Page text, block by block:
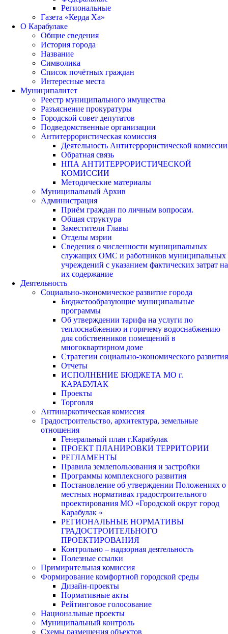
Региональные
Газета «Керда Ха»
О Карабулаке
Общие сведения
История города
Название
Символика
Список почётных граждан
Интересные места
Муниципалитет
Реестр муниципального имущества
Разъяснение прокуратуры
Городской совет депутатов
Подведомственные организации
Антитеррористическая комиссия
Деятельность Антитеррористической комиссии
Обратная связь
НПА АНТИТЕРРОРИСТИЧЕСКОЙ
КОМИССИИ
Методические материалы
Муниципальный Архив
Администрация
Приём граждан по личным вопросам.
Общая структура
Заместители Главы
Отделы мэрии
Сведения о численности муниципальных
служащих ОМС и работников муниципальных
учреждений с указанием фактических затрат на
их содержание
Деятельность
Социально-экономическое развитие города
Бюджетообразующие муниципальные
программы
Об утверждении тарифа на услуги по
теплоснабжению и горячему водоснабжению
для собственников помещений в
многоквартирном доме
Стратегии социально-экономического развития
Отчеты
ИСПОЛНЕНИЕ БЮДЖЕТА МО г.
КАРАБУЛАК
Проекты
Торговля
Антинаркотическая комиссия
Градостроительство, архитектура, земельные
отношения
Генеральный план г.Карабулак
ПРОЕКТ ПЛАНИРОВКИ ТЕРРИТОРИИ
РЕГЛАМЕНТЫ
Правила землепользования и застройки
Программы комплексного развития
Постановление об утверждении Положениях о
местных нормативах градостроительного
проектирования МО «Городской округ город
Карабулак «
РЕГИОНАЛЬНЫЕ НОРМАТИВЫ
ГРАДОСТРОИТЕЛЬНОГО
ПРОЕКТИРОВАНИЯ
Контрольно – надзорная деятельность
Полезные ссылки
Примирительная комиссия
Формирование комфортной городской среды
Дизайн-проекты
Нормативные акты
Рейтинговое голосование
Национальные проекты
Муниципальный контроль
Схемы размещения объектов